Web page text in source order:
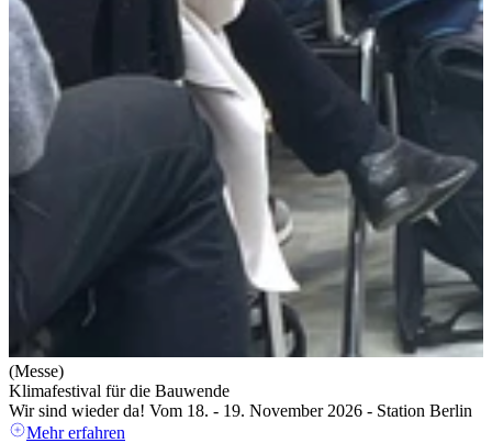
(Messe)
Klimafestival für die Bauwende
Wir sind wieder da! Vom 18. - 19. November 2026 - Station Berlin
Mehr erfahren